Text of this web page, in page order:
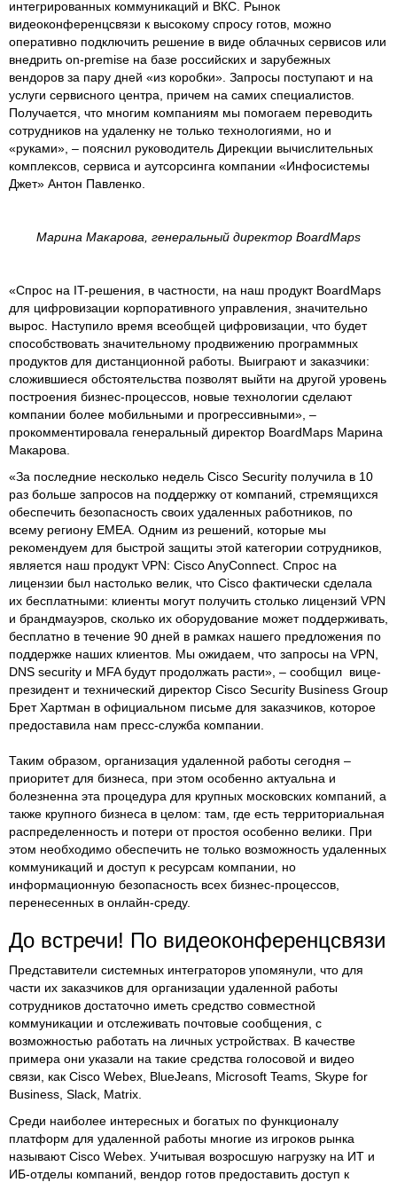
интегрированных коммуникаций и ВКС. Рынок
видеоконференцсвязи к высокому спросу готов, можно
оперативно подключить решение в виде облачных сервисов или
внедрить on-premise на базе российских и зарубежных
вендоров за пару дней «из коробки». Запросы поступают и на
услуги сервисного центра, причем на самих специалистов.
Получается, что многим компаниям мы помогаем переводить
сотрудников на удаленку не только технологиями, но и
«руками», – пояснил руководитель Дирекции вычислительных
комплексов, сервиса и аутсорсинга компании «Инфосистемы
Джет» Антон Павленко.
Марина Макарова, генеральный директор BoardMaps
«Спрос на IT-решения, в частности, на наш продукт BoardMaps
для цифровизации корпоративного управления, значительно
вырос. Наступило время всеобщей цифровизации, что будет
способствовать значительному продвижению программных
продуктов для дистанционной работы. Выиграют и заказчики:
сложившиеся обстоятельства позволят выйти на другой уровень
построения бизнес-процессов, новые технологии сделают
компании более мобильными и прогрессивными», –
прокомментировала генеральный директор BoardMaps Марина
Макарова.
«За последние несколько недель Cisco Security получила в 10
раз больше запросов на поддержку от компаний, стремящихся
обеспечить безопасность своих удаленных работников, по
всему региону EMEA. Одним из решений, которые мы
рекомендуем для быстрой защиты этой категории сотрудников,
является наш продукт VPN: Cisco AnyConnect. Спрос на
лицензии был настолько велик, что Cisco фактически сделала
их бесплатными: клиенты могут получить столько лицензий VPN
и брандмауэров, сколько их оборудование может поддерживать,
бесплатно в течение 90 дней в рамках нашего предложения по
поддержке наших клиентов. Мы ожидаем, что запросы на VPN,
DNS security и MFA будут продолжать расти», – сообщил вице-
президент и технический директор Cisco Security Business Group
Брет Хартман в официальном письме для заказчиков, которое
предоставила нам пресс-служба компании.
Таким образом, организация удаленной работы сегодня –
приоритет для бизнеса, при этом особенно актуальна и
болезненна эта процедура для крупных московских компаний, а
также крупного бизнеса в целом: там, где есть территориальная
распределенность и потери от простоя особенно велики. При
этом необходимо обеспечить не только возможность удаленных
коммуникаций и доступ к ресурсам компании, но
информационную безопасность всех бизнес-процессов,
перенесенных в онлайн-среду.
До встречи! По видеоконференцсвязи
Представители системных интеграторов упомянули, что для
части их заказчиков для организации удаленной работы
сотрудников достаточно иметь средство совместной
коммуникации и отслеживать почтовые сообщения, с
возможностью работать на личных устройствах. В качестве
примера они указали на такие средства голосовой и видео
связи, как Cisco Webex, BlueJeans, Microsoft Teams, Skype for
Business, Slack, Matrix.
Среди наиболее интересных и богатых по функционалу
платформ для удаленной работы многие из игроков рынка
называют Cisco Webex. Учитывая возросшую нагрузку на ИТ и
ИБ-отделы компаний, вендор готов предоставить доступ к